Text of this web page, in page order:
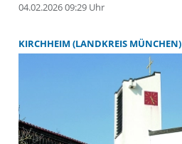
04.02.2026 09:29 Uhr
KIRCHHEIM (LANDKREIS MÜNCHEN)